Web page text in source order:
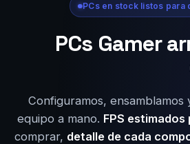
PCs en stock listos para
PCs Gamer
Configuramos, ensamblamos
equipo a mano. FPS estimados
comprar, detalle de cada